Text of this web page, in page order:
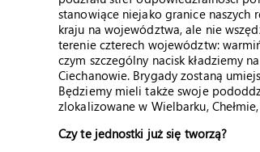
stanowiące niejako granice naszych
kraju na województwa, ale nie
terenie czterech województw:
czym szczególny nacisk kładziemy
Ciechanowie. Brygady zostaną
Będziemy mieli także swoje
zlokalizowane w Wielbarku,
Czy te jednostki już się tworzą?